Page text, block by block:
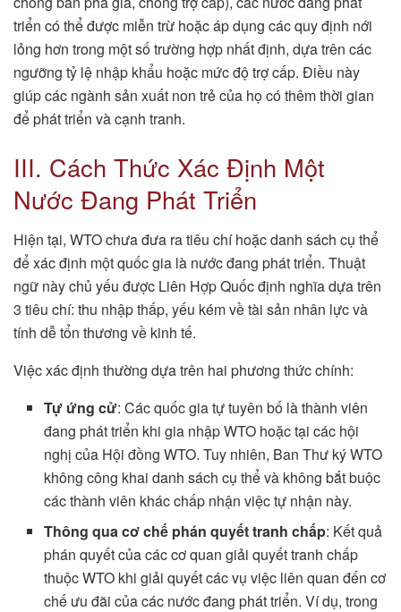
triển có thể được miễn trừ hoặc áp dụng các quy định nới
lỏng hơn trong một số trường hợp nhất định, dựa trên các
ngưỡng tỷ lệ nhập khẩu hoặc mức độ trợ cấp. Điều này
giúp các ngành sản xuất non trẻ của họ có thêm thời gian
để phát triển và cạnh tranh.
III. Cách Thức Xác Định Một
Nước Đang Phát Triển
Hiện tại, WTO chưa đưa ra tiêu chí hoặc danh sách cụ thể
để xác định một quốc gia là nước đang phát triển. Thuật
ngữ này chủ yếu được Liên Hợp Quốc định nghĩa dựa trên
3 tiêu chí: thu nhập thấp, yếu kém về tài sản nhân lực và
tính dễ tổn thương về kinh tế.
Việc xác định thường dựa trên hai phương thức chính:
Tự ứng cử: Các quốc gia tự tuyên bố là thành viên
đang phát triển khi gia nhập WTO hoặc tại các hội
nghị của Hội đồng WTO. Tuy nhiên, Ban Thư ký WTO
không công khai danh sách cụ thể và không bắt buộc
các thành viên khác chấp nhận việc tự nhận này.
Thông qua cơ chế phán quyết tranh chấp: Kết quả
phán quyết của các cơ quan giải quyết tranh chấp
thuộc WTO khi giải quyết các vụ việc liên quan đến cơ
chế ưu đãi của các nước đang phát triển. Ví dụ, trong